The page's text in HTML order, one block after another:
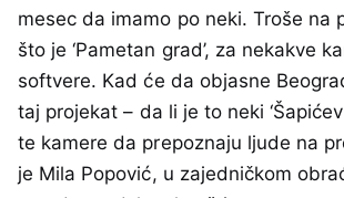
mesec da imamo po neki. Troše na
što je ‘Pametan grad’, za nekakve
softvere. Kad će da objasne
taj projekat – da li je to neki
te kamere da prepoznaju ljude na
je Mila Popović, u zajedničkom